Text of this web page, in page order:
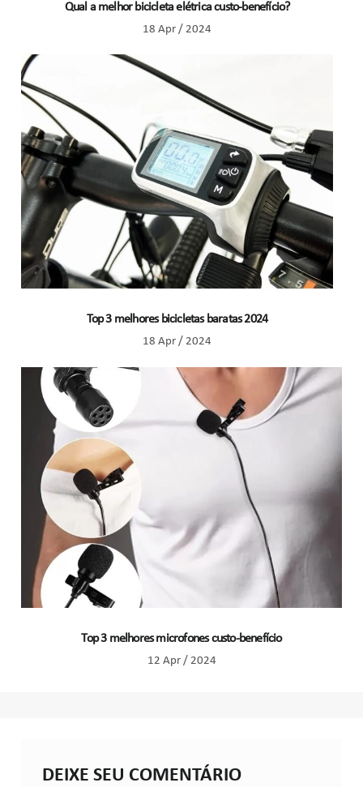
Qual a melhor bicicleta elétrica custo-benefício?
18 Apr / 2024
Top 3 melhores bicicletas baratas 2024
18 Apr / 2024
Top 3 melhores microfones custo-benefício
12 Apr / 2024
DEIXE SEU COMENTÁRIO